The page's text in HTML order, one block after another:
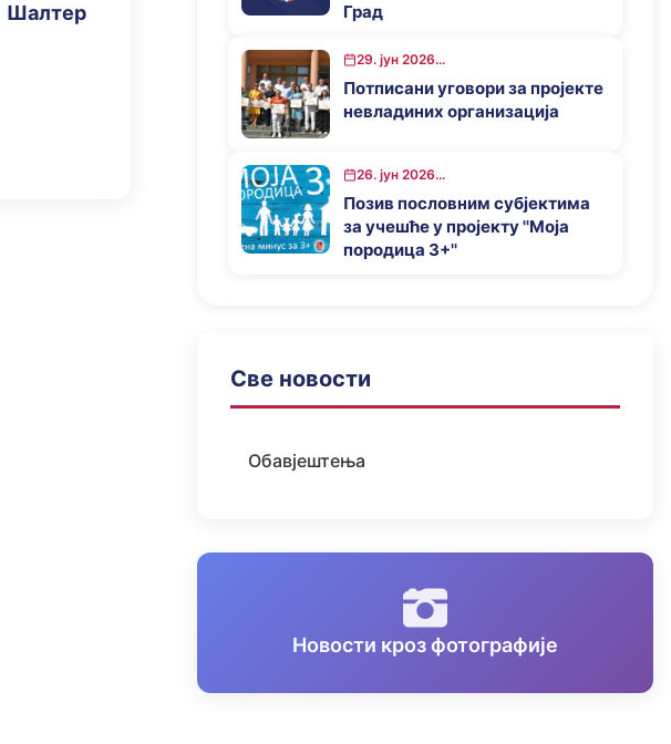
Шалтер
Град
29. јун 2026...
Потписани уговори за пројекте
невладиних организација
26. јун 2026...
Позив пословним субјектима
за учешће у пројекту ''Моја
породица 3+''
Све новости
Обавјештења
Новости кроз фотографије